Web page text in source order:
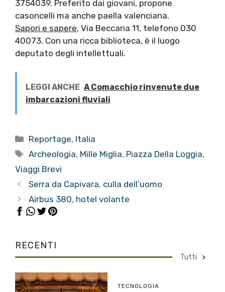
3754039. Preferito dai giovani, propone
casoncelli ma anche paella valenciana.
Sapori e sapere, Via Beccaria 11, telefono 030
40073. Con una ricca biblioteca, è il luogo
deputato degli intellettuali.
LEGGI ANCHE A Comacchio rinvenute due
imbarcazioni fluviali
Categorie
Reportage, Italia
Tag
Archeologia, Mille Miglia, Piazza Della Loggia,
Viaggi Brevi
Serra da Capivara, culla dell’uomo
Airbus 380, hotel volante
RECENTI
Tutti
TECNOLOGIA